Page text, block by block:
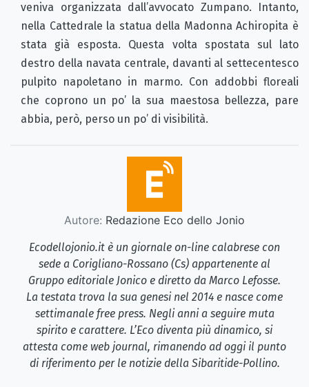
veniva organizzata dall’avvocato Zumpano. Intanto,
nella Cattedrale la statua della Madonna Achiropita è
stata già esposta. Questa volta spostata sul lato
destro della navata centrale, davanti al settecentesco
pulpito napoletano in marmo. Con addobbi floreali
che coprono un po’ la sua maestosa bellezza, pare
abbia, però, perso un po’ di visibilità.
Autore: Redazione Eco dello Jonio
Ecodellojonio.it è un giornale on-line calabrese con
sede a Corigliano-Rossano (Cs) appartenente al
Gruppo editoriale Jonico e diretto da Marco Lefosse.
La testata trova la sua genesi nel 2014 e nasce come
settimanale free press. Negli anni a seguire muta
spirito e carattere. L’Eco diventa più dinamico, si
attesta come web journal, rimanendo ad oggi il punto
di riferimento per le notizie della Sibaritide-Pollino.